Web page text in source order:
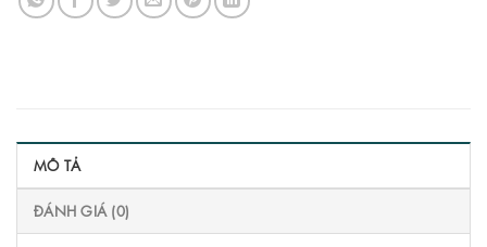
MÔ TẢ
ĐÁNH GIÁ (0)